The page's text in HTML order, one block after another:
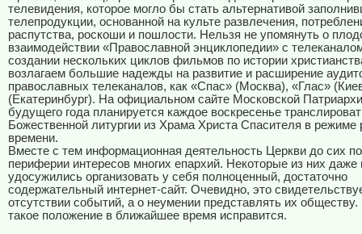
телевидения, которое могло бы стать альтернативой
телепродукции, основанной на культе развлечения,
распутства, роскоши и пошлости. Нельзя не упомянуть о
взаимодействии «Православной энциклопедии» с
создании нескольких циклов фильмов по истории
возлагаем большие надежды на развитие и расширение
православных телеканалов, как «Спас» (Москва), «Глас»
(Екатеринбург). На официальном сайте Московской
будущего года планируется каждое воскресенье
Божественной литургии из Храма Христа Спасителя в режиме
времени.
Вместе с тем информационная деятельность Церкви до сих
периферии интересов многих епархий. Некоторые из них даже
удосужились организовать у себя полноценный, достаточно
содержательный интернет-сайт. Очевидно, это
отсутствии событий, а о неумении представлять их
такое положение в ближайшее время исправится.